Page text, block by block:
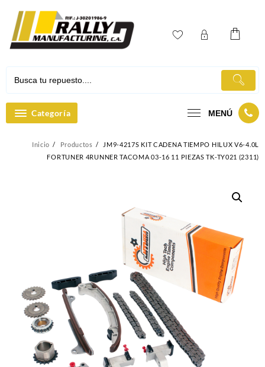
contenido
Categoría MENÚ
Inicio Productos
JM9-4217S KIT CADENA TIEMPO HILUX V6-4.0L
FORTUNER 4RUNNER TACOMA 03-16 11 PIEZAS TK-TY021 (2311)